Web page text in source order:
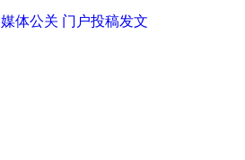
媒体公关 门户投稿发文